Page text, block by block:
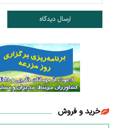
ارسال دیدگاه
خرید و فروش